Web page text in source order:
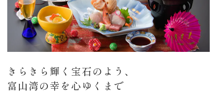
きらきら輝く宝石のよう、
富山湾の幸を心ゆくまで